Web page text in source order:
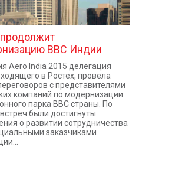
ВВС Индии
Aero India 2015 делегация
в Ростех, провела
с представителями
компаний по модернизации
парка ВВС страны. По
были достигнуты
о развитии сотрудничества
заказчиками